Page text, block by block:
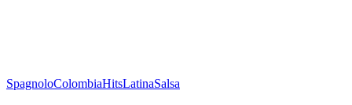
SpagnoloColombiaHitsLatinaSalsa